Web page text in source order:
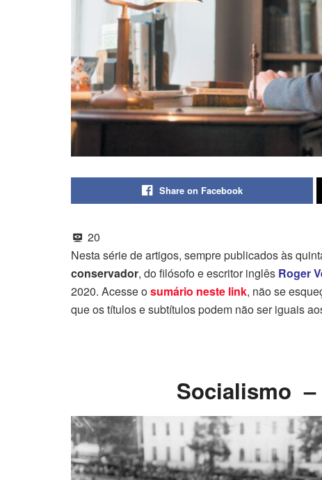
Share on Facebook
20
Nesta série de artigos, sempre publicados às
conservador, do filósofo e escritor inglês Roger
2020. Acesse osumário neste link, não se
que os títulos e subtítulos podem não ser iguais
Socialismo –